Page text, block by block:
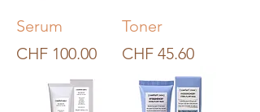
Serum
Preis
CHF 100.00
Toner
Preis
CHF 45.60